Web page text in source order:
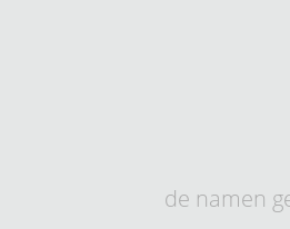
de namen